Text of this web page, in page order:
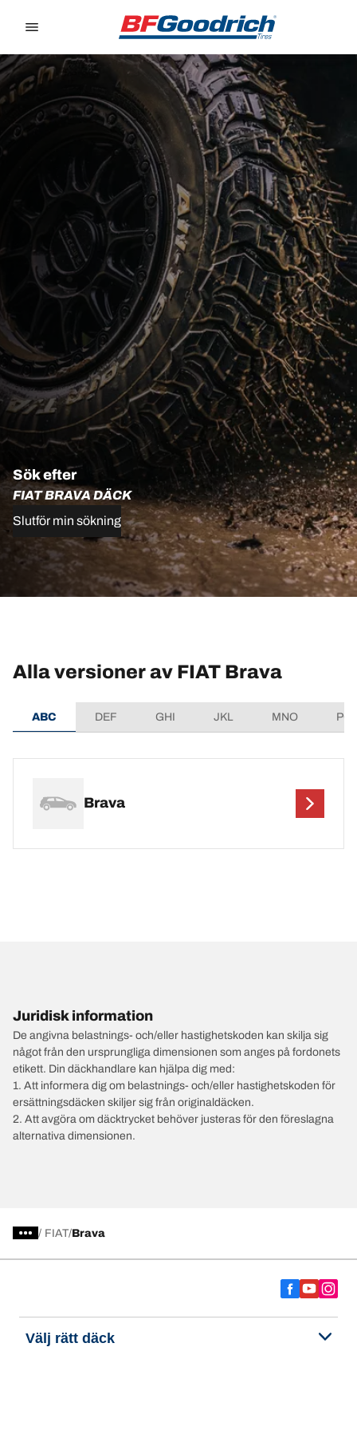
Sök efter
FIAT BRAVA DÄCK
Slutför min sökning
Alla versioner av FIAT Brava
ABC DEF GHI JKL MNO
Brava
Juridisk information
De angivna belastnings- och/eller hastighetskoden kan skilja sig
något från den ursprungliga dimensionen som anges på fordonets
etikett. Din däckhandlare kan hjälpa dig med:
1. Att informera dig om belastnings- och/eller hastighetskoden för
ersättningsdäcken skiljer sig från originaldäcken.
2. Att avgöra om däcktrycket behöver justeras för den föreslagna
alternativa dimensionen.
/ FIAT Brava
Välj rätt däck